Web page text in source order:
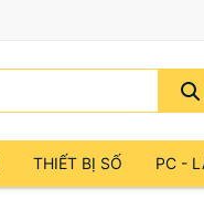
THIẾT BỊ SỐ PC -